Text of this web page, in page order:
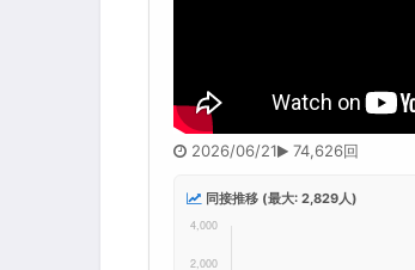
2026/06/21 74,626回
同接推移 (最大: 2,829人)